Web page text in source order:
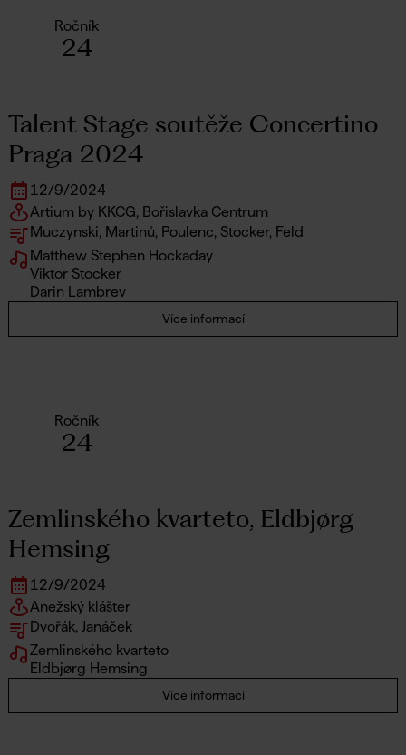
Ročník
24
Talent Stage soutěže Concertino
Praga 2024
12/9/2024
Artium by KKCG, Bořislavka Centrum
Muczynski, Martinů, Poulenc, Stocker, Feld
Matthew Stephen Hockaday
Viktor Stocker
Darin Lambrev
Více informací
Ročník
24
Zemlinského kvarteto, Eldbjørg
Hemsing
12/9/2024
Anežský klášter
Dvořák, Janáček
Zemlinského kvarteto
Eldbjørg Hemsing
Více informací